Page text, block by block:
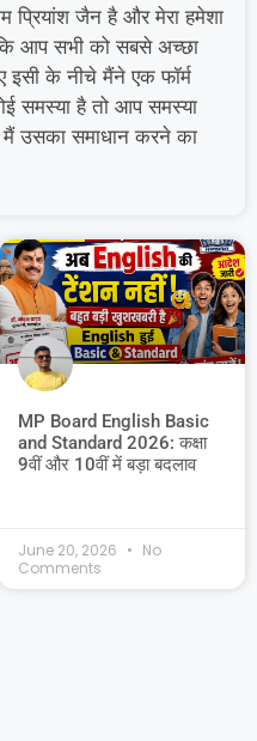
प्रियांश जैन है और मेरा हमेशा
आप सभी को सबसे अच्छा
इसी के नीचे मैंने एक फॉर्म
समस्या है तो आप समस्या
उसका समाधान करने का
MP Board English Basic
and Standard 2026: कक्षा
9वीं और 10वीं में बड़ा बदलाव
June 20, 2026
No
Comments